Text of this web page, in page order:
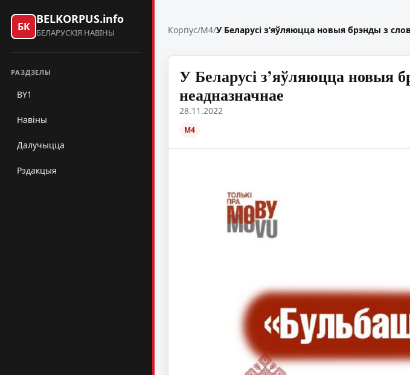
БК
BELKORPUS.info
БЕЛАРУСКІЯ НАВІНЫ
РАЗДЗЕЛЫ
BY1
Навіны
Далучыцца
Рэдакцыя
Корпус/M4/У Беларусі з’яўляюцца новыя брэнды з
У Беларусі з’яўляюцца новыя
неадназначнае
28.11.2022
M4